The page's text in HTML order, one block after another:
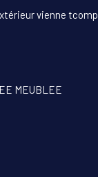
vienne
MEUBLEE